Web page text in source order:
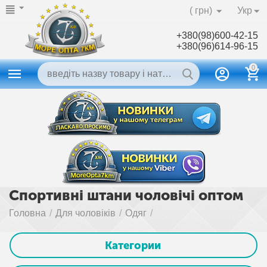
Укр
( грн)
+380(98)600-42-15
+380(96)614-96-15
0
Спортивні штани чоловічі оптом
Головна / Для чоловіків / Одяг /
Категории